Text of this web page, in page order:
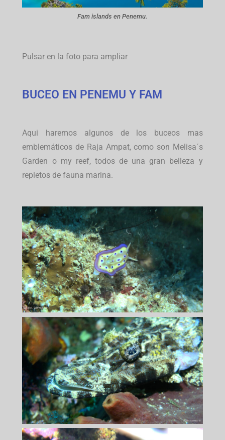
Fam islands en Penemu.
Pulsar en la foto para ampliar
BUCEO EN PENEMU Y FAM
Aqui haremos algunos de los buceos mas
emblemáticos de Raja Ampat, como son Melisa´s
Garden o my reef, todos de una gran belleza y
repletos de fauna marina.